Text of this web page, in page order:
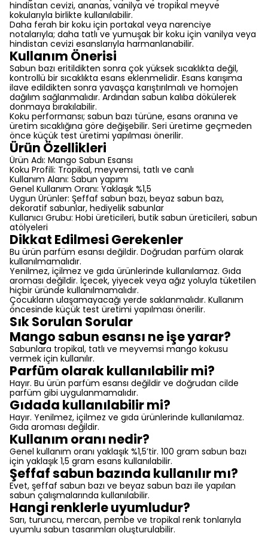
hindistan cevizi, ananas, vanilya ve tropikal meyve
kokularıyla birlikte kullanılabilir.
Daha ferah bir koku için portakal veya narenciye
notalarıyla; daha tatlı ve yumuşak bir koku için vanilya veya
hindistan cevizi esanslarıyla harmanlanabilir.
Kullanım Önerisi
Sabun bazı eritildikten sonra çok yüksek sıcaklıkta değil,
kontrollü bir sıcaklıkta esans eklenmelidir. Esans karışıma
ilave edildikten sonra yavaşça karıştırılmalı ve homojen
dağılım sağlanmalıdır. Ardından sabun kalıba dökülerek
donmaya bırakılabilir.
Koku performansı; sabun bazı türüne, esans oranına ve
üretim sıcaklığına göre değişebilir. Seri üretime geçmeden
önce küçük test üretimi yapılması önerilir.
Ürün Özellikleri
Ürün Adı: Mango Sabun Esansı
Koku Profili: Tropikal, meyvemsi, tatlı ve canlı
Kullanım Alanı: Sabun yapımı
Genel Kullanım Oranı: Yaklaşık %1,5
Uygun Ürünler: Şeffaf sabun bazı, beyaz sabun bazı,
dekoratif sabunlar, hediyelik sabunlar
Kullanıcı Grubu: Hobi üreticileri, butik sabun üreticileri, sabun
atölyeleri
Dikkat Edilmesi Gerekenler
Bu ürün parfüm esansı değildir. Doğrudan parfüm olarak
kullanılmamalıdır.
Yenilmez, içilmez ve gıda ürünlerinde kullanılamaz. Gıda
aroması değildir. İçecek, yiyecek veya ağız yoluyla tüketilen
hiçbir üründe kullanılmamalıdır.
Çocukların ulaşamayacağı yerde saklanmalıdır. Kullanım
öncesinde küçük test üretimi yapılması önerilir.
Sık Sorulan Sorular
Mango sabun esansı ne işe yarar?
Sabunlara tropikal, tatlı ve meyvemsi mango kokusu
vermek için kullanılır.
Parfüm olarak kullanılabilir mi?
Hayır. Bu ürün parfüm esansı değildir ve doğrudan cilde
parfüm gibi uygulanmamalıdır.
Gıdada kullanılabilir mi?
Hayır. Yenilmez, içilmez ve gıda ürünlerinde kullanılamaz.
Gıda aroması değildir.
Kullanım oranı nedir?
Genel kullanım oranı yaklaşık %1,5’tir. 100 gram sabun bazı
için yaklaşık 1,5 gram esans kullanılabilir.
Şeffaf sabun bazında kullanılır mı?
Evet, şeffaf sabun bazı ve beyaz sabun bazı ile yapılan
sabun çalışmalarında kullanılabilir.
Hangi renklerle uyumludur?
Sarı, turuncu, mercan, pembe ve tropikal renk tonlarıyla
uyumlu sabun tasarımları oluşturulabilir.